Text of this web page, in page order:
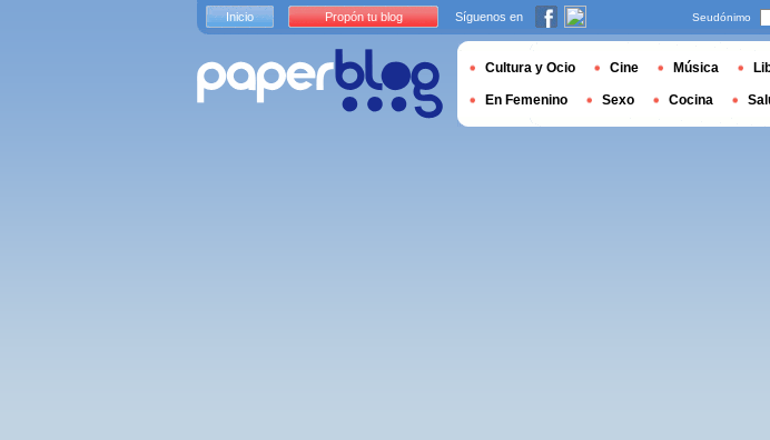
Inicio Propón tu blog Síguenos en Seudónimo
Cultura y Ocio Cine Música
En Femenino Sexo Cocina